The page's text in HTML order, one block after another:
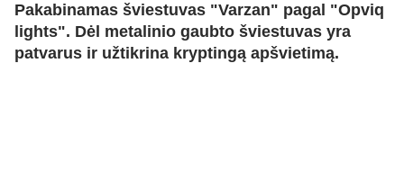
Pakabinamas šviestuvas "Varzan" pagal "Opviq
lights". Dėl metalinio gaubto šviestuvas yra
patvarus ir užtikrina kryptingą apšvietimą.